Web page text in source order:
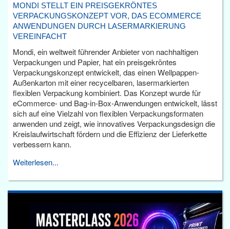
MONDI STELLT EIN PREISGEKRÖNTES
VERPACKUNGSKONZEPT VOR, DAS ECOMMERCE
ANWENDUNGEN DURCH LASERMARKIERUNG
VEREINFACHT
Mondi, ein weltweit führender Anbieter von nachhaltigen
Verpackungen und Papier, hat ein preisgekröntes
Verpackungskonzept entwickelt, das einen Wellpappen-
Außenkarton mit einer recycelbaren, lasermarkierten
flexiblen Verpackung kombiniert. Das Konzept wurde für
eCommerce- und Bag-in-Box-Anwendungen entwickelt, lässt
sich auf eine Vielzahl von flexiblen Verpackungsformaten
anwenden und zeigt, wie innovatives Verpackungsdesign die
Kreislaufwirtschaft fördern und die Effizienz der Lieferkette
verbessern kann.
Weiterlesen...